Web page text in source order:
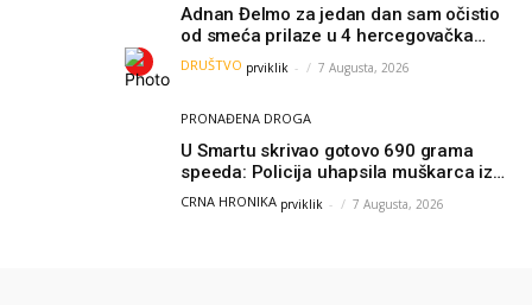
Adnan Đelmo za jedan dan sam očistio
od smeća prilaze u 4 hercegovačka
grada: “Danas nisam čistio samo smeće,
čistio sam sliku o nama”
DRUŠTVO prviklik - 7 Augusta, 2026
PRONAĐENA DROGA
U Smartu skrivao gotovo 690 grama
speeda: Policija uhapsila muškarca iz
Hercegovine
CRNA HRONIKA prviklik - 7 Augusta, 2026